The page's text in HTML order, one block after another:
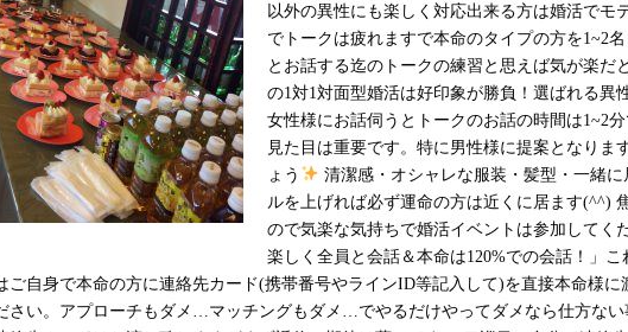
以外の異性にも楽しく対応出来る方は婚活でモ
でトークは疲れますで本命のタイプの方を1~2
とお話する迄のトークの練習と思えば気が楽だ
の1対1対面型婚活は好印象が勝負！選ばれる異
女性様にお話伺うとトークのお話の時間は1~2
見た目は重要です。特に男性様に提案となりま
ょう
清潔感・オシャレな服装・髪型・一緒
ルを上げれば必ず運命の方は近くに居ます(^^)
ので気楽な気持ちで婚活イベントは参加してく
楽しく全員と会話＆本命は120%での会話！」
ご自身で本命の方に連絡先カード(携帯番号やラインID等記入して)を直接本命様に
さい。アプローチもダメ…マッチングもダメ…でやるだけやってダメなら仕方な